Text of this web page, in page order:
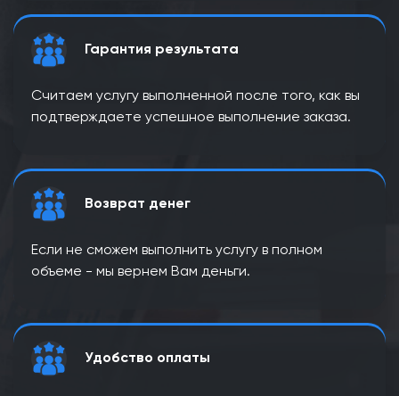
Гарантия результата
Считаем услугу выполненной после того, как вы
подтверждаете успешное выполнение заказа.
Возврат денег
Если не сможем выполнить услугу в полном
объеме - мы вернем Вам деньги.
Удобство оплаты